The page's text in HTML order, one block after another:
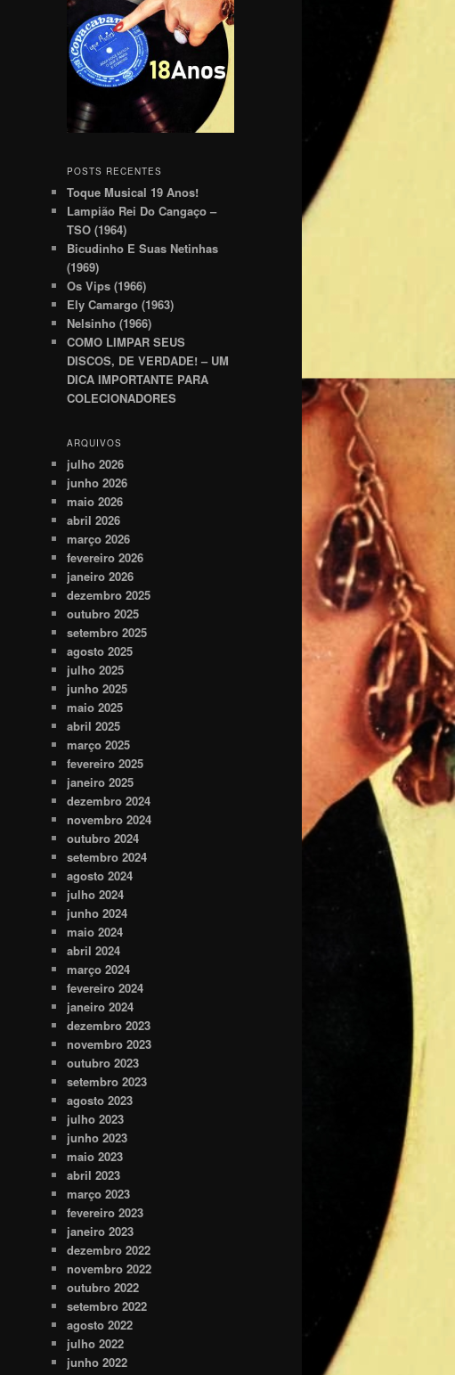
POSTS RECENTES
Toque Musical 19 Anos!
Lampião Rei Do Cangaço –
TSO (1964)
Bicudinho E Suas Netinhas
(1969)
Os Vips (1966)
Ely Camargo (1963)
Nelsinho (1966)
COMO LIMPAR SEUS
DISCOS, DE VERDADE! – UM
DICA IMPORTANTE PARA
COLECIONADORES
ARQUIVOS
julho 2026
junho 2026
maio 2026
abril 2026
março 2026
fevereiro 2026
janeiro 2026
dezembro 2025
outubro 2025
setembro 2025
agosto 2025
julho 2025
junho 2025
maio 2025
abril 2025
março 2025
fevereiro 2025
janeiro 2025
dezembro 2024
novembro 2024
outubro 2024
setembro 2024
agosto 2024
julho 2024
junho 2024
maio 2024
abril 2024
março 2024
fevereiro 2024
janeiro 2024
dezembro 2023
novembro 2023
outubro 2023
setembro 2023
agosto 2023
julho 2023
junho 2023
maio 2023
abril 2023
março 2023
fevereiro 2023
janeiro 2023
dezembro 2022
novembro 2022
outubro 2022
setembro 2022
agosto 2022
julho 2022
junho 2022